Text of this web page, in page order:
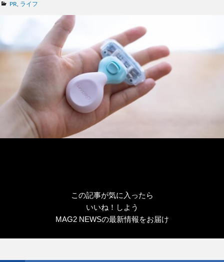
カ
PR ライフ
この記事が気に入ったら
いいね！しよう
MAG2 NEWSの最新情報をお届け